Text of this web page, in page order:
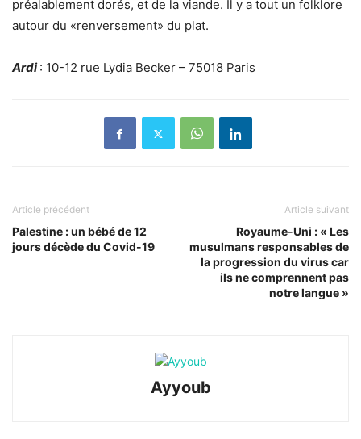
préalablement dorés, et de la viande. Il y a tout un folklore
autour du «renversement» du plat.
Ardi : 10-12 rue Lydia Becker – 75018 Paris
Article précédent
Palestine : un bébé de 12
jours décède du Covid-19
Article suivant
Royaume-Uni : « Les
musulmans responsables de
la progression du virus car
ils ne comprennent pas
notre langue »
Ayyoub